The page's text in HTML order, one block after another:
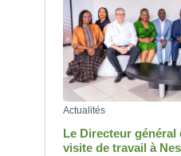
Actualités
Le Directeur général
visite de travail à